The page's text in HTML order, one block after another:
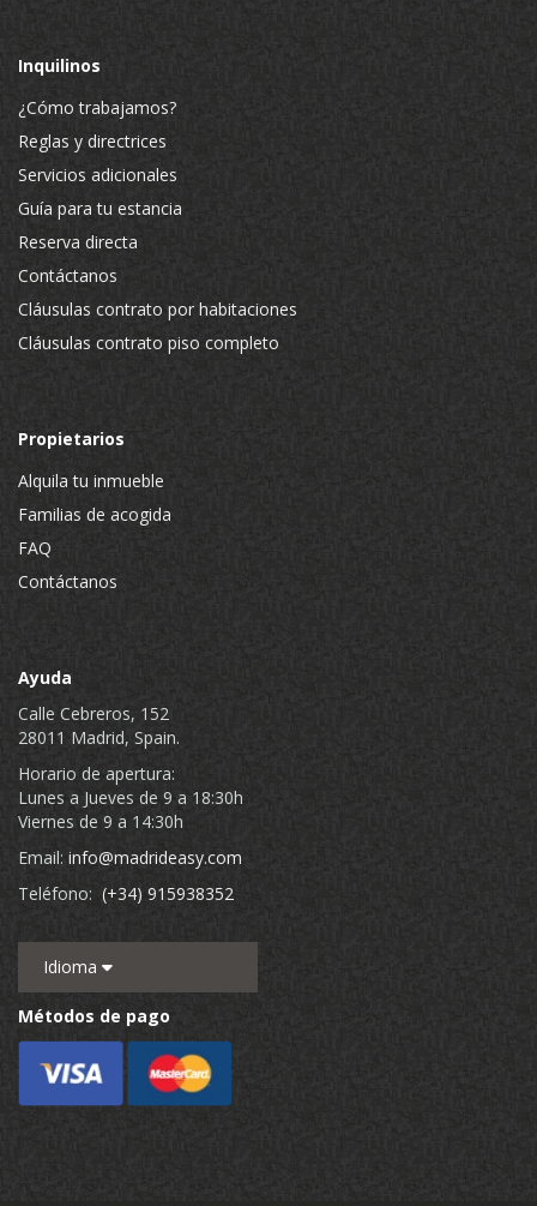
Inquilinos
¿Cómo trabajamos?
Reglas y directrices
Servicios adicionales
Guía para tu estancia
Reserva directa
Contáctanos
Cláusulas contrato por habitaciones
Cláusulas contrato piso completo
Propietarios
Alquila tu inmueble
Familias de acogida
FAQ
Contáctanos
Ayuda
Calle Cebreros, 152
28011 Madrid, Spain.
Horario de apertura:
Lunes a Jueves de 9 a 18:30h
Viernes de 9 a 14:30h
Email: info@madrideasy.com
Teléfono: (+34) 915938352
Idioma
Métodos de pago